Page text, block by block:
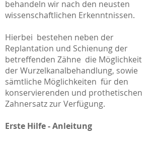
behandeln wir nach den neusten
wissenschaftlichen Erkenntnissen.
Hierbei bestehen neben der
Replantation und Schienung der
betreffenden Zähne die Möglichkeit
der Wurzelkanalbehandlung, sowie
sämtliche Möglichkeiten für den
konservierenden und prothetischen
Zahnersatz zur Verfügung.
Erste Hilfe - Anleitung